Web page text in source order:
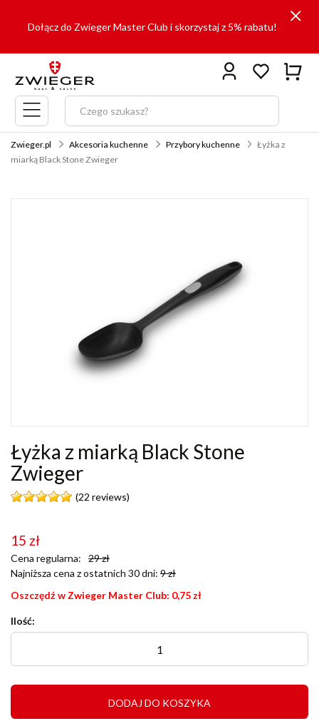
Dołącz do Zwieger Master Club i skorzystaj z 5% rabatu!
Menu
główne
Zwieger.pl Akcesoria kuchenne Przybory kuchenne
Łyżka z
miarką Black Stone Zwieger
Łyżka z miarką Black Stone
Zwieger
(22 reviews)
15 zł
Cena regularna: 29zł
Najniższa cena z ostatnich 30 dni: 9zł
Oszczędź w Zwieger Master Club: 0,75 zł
Ilość:
DODAJ DO KOSZYKA